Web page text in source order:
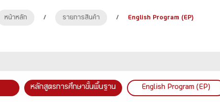
หน้าหลัก / รายการสินค้า / English Program (EP)
หลักสูตรการศึกษาขั้นพื้นฐาน English Program (EP)